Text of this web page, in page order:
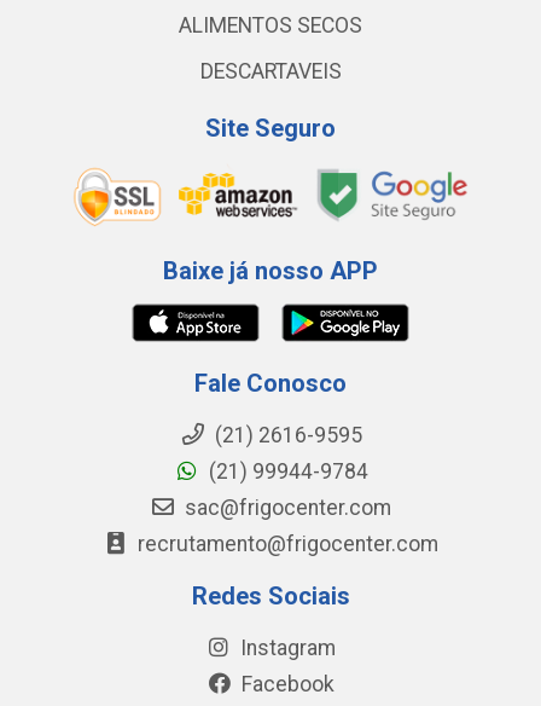
ALIMENTOS SECOS
DESCARTAVEIS
Site Seguro
Baixe já nosso APP
Fale Conosco
(21) 2616-9595
(21) 99944-9784
sac@frigocenter.com
recrutamento@frigocenter.com
Redes Sociais
Instagram
Facebook